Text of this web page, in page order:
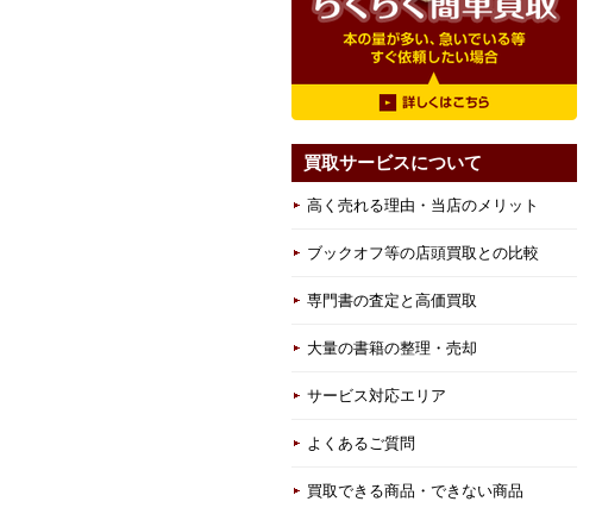
買取サービスについて
高く売れる理由・当店のメリット
ブックオフ等の店頭買取との比較
専門書の査定と高価買取
大量の書籍の整理・売却
サービス対応エリア
よくあるご質問
買取できる商品・できない商品